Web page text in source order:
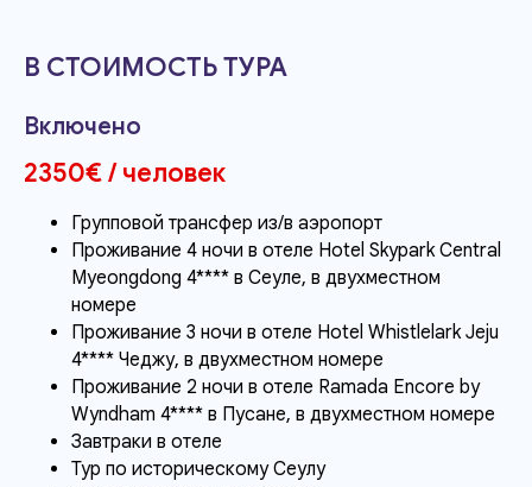
В СТОИМОСТЬ ТУРА
Включено
2350€ / человек
Групповой трансфер из/в аэропорт
Проживание 4 ночи в отеле Hotel Skypark Central
Myeongdong 4**** в Сеуле, в двухместном
номере
Проживание 3 ночи в отеле Hotel Whistlelark Jeju
4**** Чеджу, в двухместном номере
Проживание 2 ночи в отеле Ramada Encore by
Wyndham 4**** в Пусане, в двухместном номере
Завтраки в отеле
Тур по историческому Сеулу